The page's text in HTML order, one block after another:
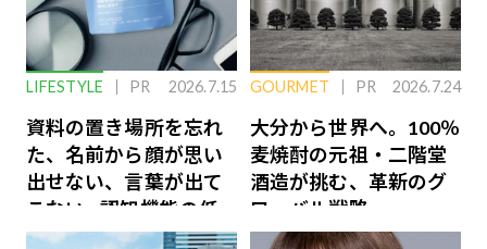
LIFESTYLE PR 2026.7.15
資料の置き場所を忘れ
た、名前から顔が思い
出せない、言葉が出て
こない…認知機能の低
下を救う、脳のインナ
GOURMET PR 2026.7.24
大分から世界へ。100％
麦焼酎の元祖・二階堂
酒造が挑む、革新のグ
ローバル戦略